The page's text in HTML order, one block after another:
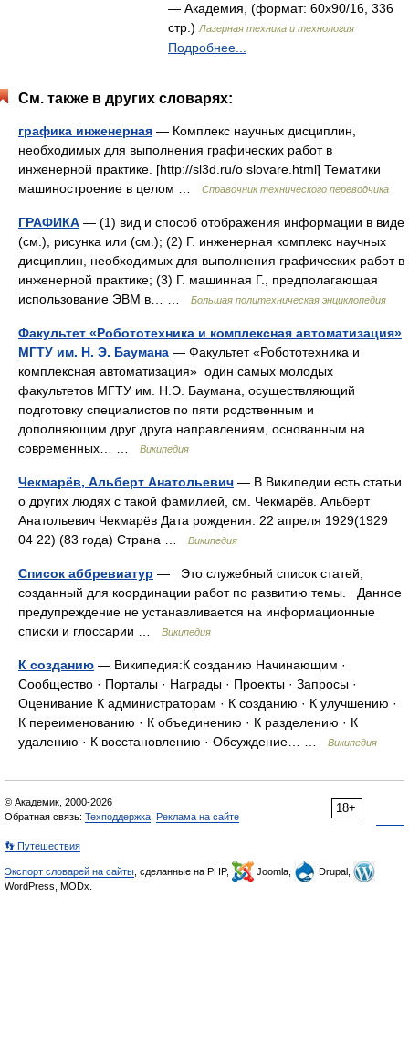
— Академия, (формат: 60x90/16, 336
стр.) Лазерная техника и технология
Подробнее...
См. также в других словарях:
графика инженерная — Комплекс научных дисциплин,
необходимых для выполнения графических работ в
инженерной практике. [http://sl3d.ru/o slovare.html] Тематики
машиностроение в целом …
Справочник технического переводчика
ГРАФИКА — (1) вид и способ отображения информации в виде
(см.), рисунка или (см.); (2) Г. инженерная комплекс научных
дисциплин, необходимых для выполнения графических работ в
инженерной практике; (3) Г. машинная Г., предполагающая
использование ЭВМ в… …
Большая политехническая энциклопедия
Факультет «Робототехника и комплексная автоматизация»
МГТУ им. Н. Э. Баумана — Факультет «Робототехника и
комплексная автоматизация» один самых молодых
факультетов МГТУ им. Н.Э. Баумана, осуществляющий
подготовку специалистов по пяти родственным и
дополняющим друг друга направлениям, основанным на
современных… …
Википедия
Чекмарёв, Альберт Анатольевич — В Википедии есть статьи
о других людях с такой фамилией, см. Чекмарёв. Альберт
Анатольевич Чекмарёв Дата рождения: 22 апреля 1929(1929
04 22) (83 года) Страна …
Википедия
Список аббревиатур — Это служебный список статей,
созданный для координации работ по развитию темы. Данное
предупреждение не устанавливается на информационные
списки и глоссарии …
Википедия
К созданию — Википедия:К созданию Начинающим ·
Сообщество · Порталы · Награды · Проекты · Запросы ·
Оценивание К администраторам · К созданию · К улучшению ·
К переименованию · К объединению · К разделению · К
удалению · К восстановлению · Обсуждение… …
Википедия
18+
© Академик, 2000-2026
Обратная связь: Техподдержка Реклама на сайте
👣 Путешествия
Экспорт словарей на сайты , сделанные на PHP, Joomla,
Drupal,
WordPress, MODx.